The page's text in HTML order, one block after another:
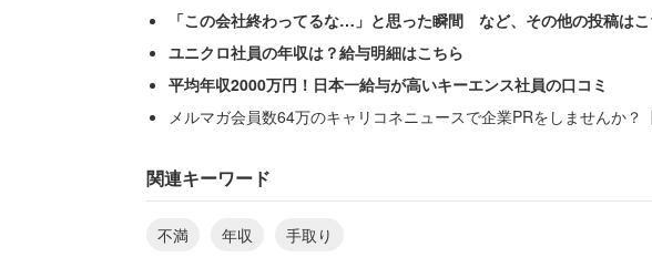
について「その辺のバイトの方が稼げます」と語る。
「この会社終わってるな…」と思った瞬間 など、その他の投稿は
ユニクロ社員の年収は？給与明細はこちら
平均年収2000万円！日本一給与が高いキーエンス社員の口コミ
メルマガ会員数64万のキャリコネニュースで企業PRをしませんか？
関連キーワード
不満 年収 手取り